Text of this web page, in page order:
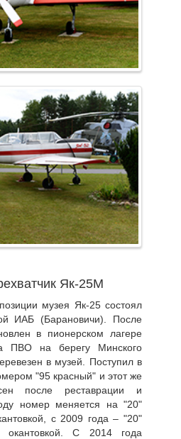
Як-25М
музея Як-25 состоял
ИАБ (Барановичи). После
в пионерском лагере
ПВО на берегу Минского
в музей. Поступил в
"95 красный" и этот же
после реставрации и
номер меняется на "20"
с 2009 года – "20"
С 2014 года